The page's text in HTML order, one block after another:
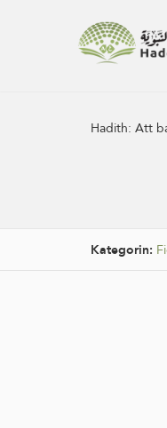
Hadith:Att
Kategorin: